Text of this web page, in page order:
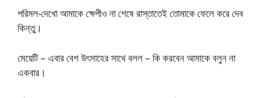
পরিমল-দেখো আমাকে ক্ষেপীও না শেষে রাস্তাতেই তোমাকে ফেলে করে দেব
কিন্তু।
মেয়েটি – এবার বেশ উৎসাহের সাথে বলল – কি করবেন আমাকে বলুন না
একবার।